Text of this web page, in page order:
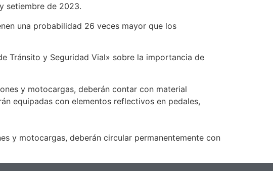
setiembre de 2023.
una probabilidad 26 veces mayor que los
Tránsito y Seguridad Vial» sobre la importancia de
y motocargas, deberán contar con material
equipadas con elementos reflectivos en pedales,
y motocargas, deberán circular permanentemente con